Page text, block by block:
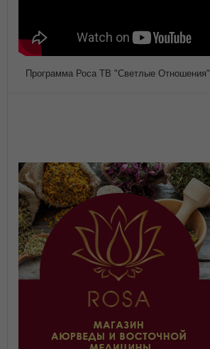
Программа Роса ТВ "Светлые Отношения"